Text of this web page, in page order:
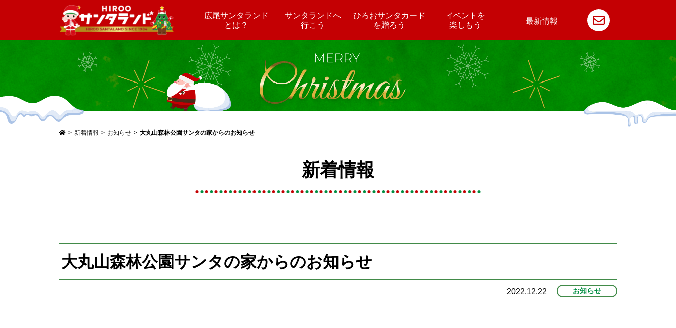
コ
ン
広尾サンタランド
とは？
サンタランドへ
行こう
ひろおサンタカード
を贈ろう
イベントを
楽しもう
最新情報
新着情報 お知らせ 大丸山森林公園サンタの家からのお知らせ
新着情報
大丸山森林公園サンタの家からのお知らせ
2022.12.22 お知らせ